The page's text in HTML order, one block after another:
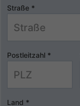
Straße *
Postleitzahl *
Land *